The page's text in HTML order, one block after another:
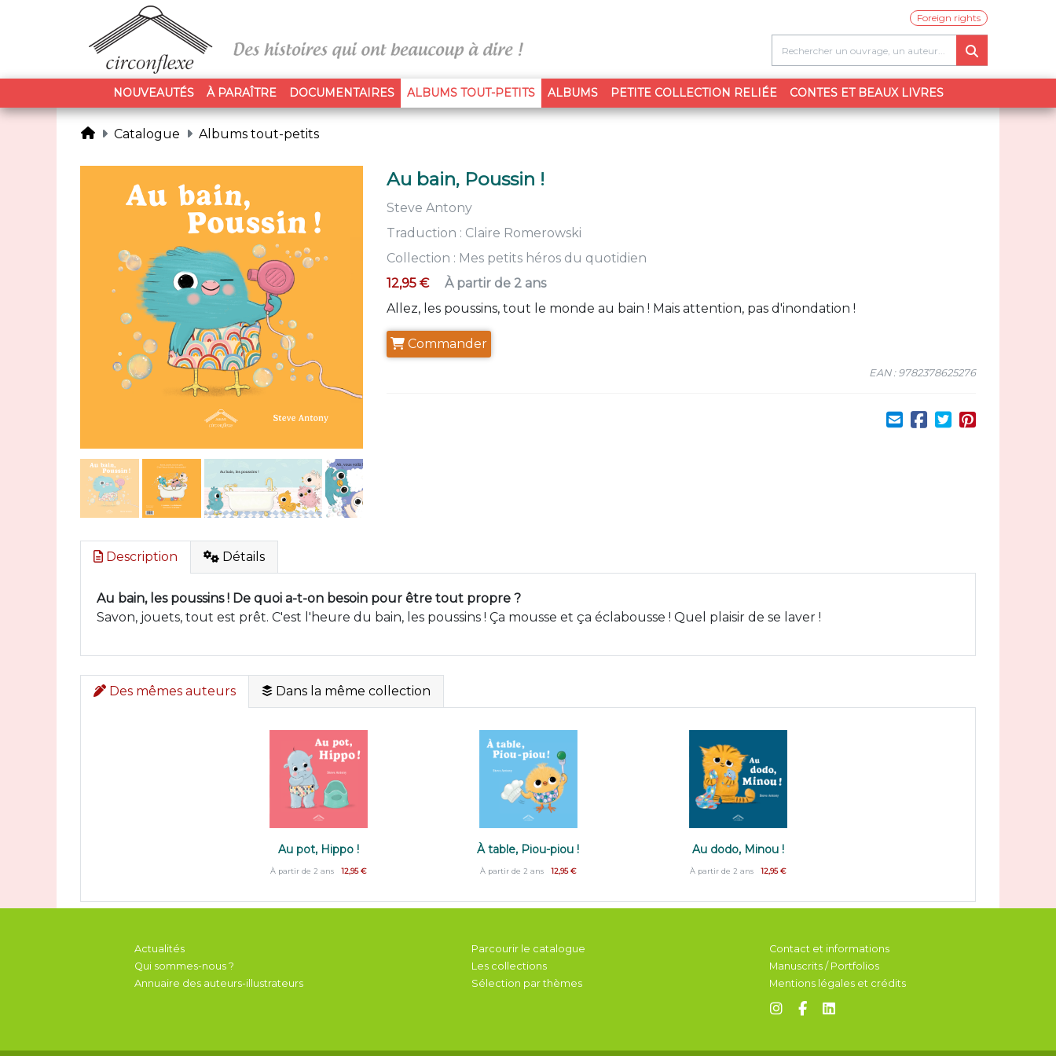
Foreign rights
NOUVEAUTÉS À PARAÎTRE DOCUMENTAIRES ALBUMS TOUT-PETITS(CURRENT)
ALBUMS PETITE COLLECTION RELIÉE CONTES ET BEAUX LIVRES
Catalogue Albums tout-petits
Au bain, Poussin !
Steve Antony
Traduction : Claire Romerowski
Collection : Mes petits héros du quotidien
12,95 €
À partir de 2 ans
Allez, les poussins, tout le monde au bain ! Mais attention, pas d'inondation !
Commander
EAN : 9782378625276
Description Détails
Au bain, les poussins ! De quoi a-t-on besoin pour être tout propre ?
Savon, jouets, tout est prêt. C'est l'heure du bain, les poussins ! Ça mousse et ça éclabousse ! Quel plaisir de se laver !
Des mêmes auteurs Dans la même collection
Au pot, Hippo !
À partir de 2 ans 12,95 €
À table, Piou-piou !
À partir de 2 ans 12,95 €
Au dodo, Minou !
À partir de 2 ans 12,95 €
Actualités
Qui sommes-nous ?
Annuaire des auteurs-illustrateurs
Parcourir le catalogue
Les collections
Sélection par thèmes
Contact et informations
Manuscrits / Portfolios
Mentions légales et crédits